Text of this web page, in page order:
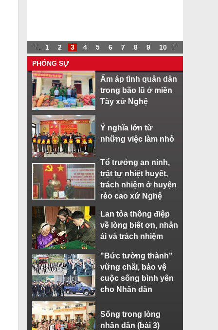
. 1 2 3 4 5 6 7 8 9 10 .
PHÓNG SỰ
Ấm áp tình quân dân
trong bão lũ ở miền
Tây xứ Nghệ
Ý nghĩa lớn từ
những việc làm nhỏ
Tổ trưởng an ninh,
trật tự nhiệt huyết,
trách nhiệm ở huyện
rẻo cao xứ Nghệ
Lan tỏa thông điệp
về lòng biết ơn, nhân
ái và trách nhiệm
"Bức tường thành"
vững chãi, bảo vệ
cuộc sống bình yên
cho Nhân dân
Sống trong lòng
nhân dân (bài 3)